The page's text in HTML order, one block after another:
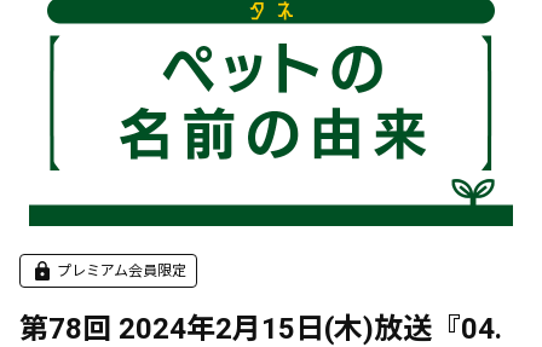
プレミアム会員限定
第78回 2024年2月15日(木)放送『04.